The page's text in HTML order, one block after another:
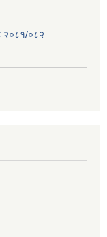
२०८१/०८२